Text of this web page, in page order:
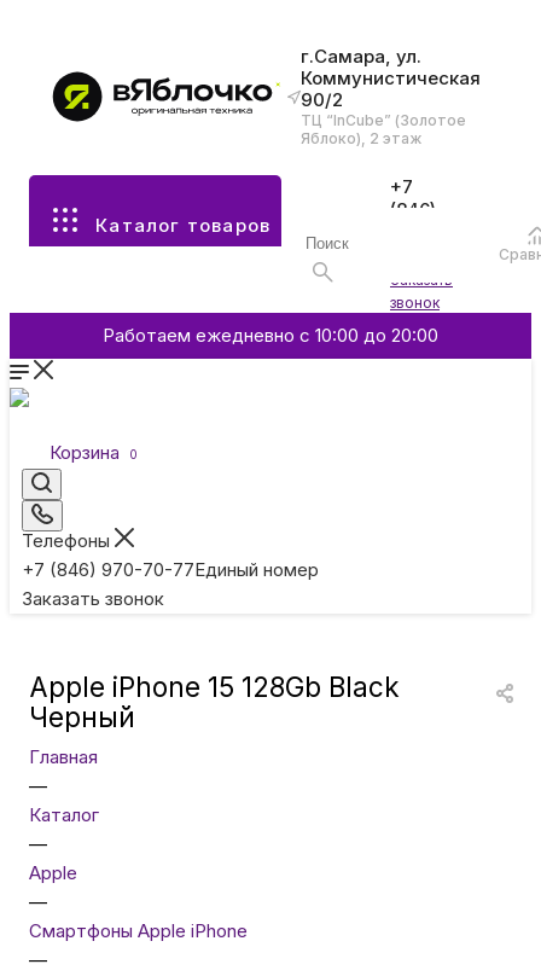
г.Самара, ул.
Коммунистическая
90/2
ТЦ “InCube” (Золотое
Яблоко), 2 этаж
Каталог товаров
+7
(846)
Заказать
звонок
Работаем ежедневно с 10:00 до 20:00
Корзина 0
Телефоны
+7 (846) 970-70-77Единый номер
Заказать звонок
Все разделы каталога
Аксессуары
Смартфоны и гаджеты
Умные кольца
Товары для детей
Apple iPhone 15 128Gb Black
Черный
Главная
—
Каталог
—
Apple
—
Смартфоны Apple iPhone
—